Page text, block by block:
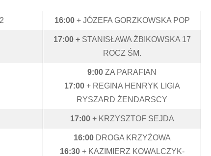
16:00 + JÓZEFA GORZKOWSKA POP
17:00 + STANISŁAWA ŻBIKOWSKA 17
ROCZ ŚM.
9:00 ZA PARAFIAN
17:00+ REGINA HENRYK LIGIA
RYSZARD ŻENDARSCY
17:00 + KRZYSZTOF SEJDA
16:00 DROGA KRZYŻOWA
16:30 + KAZIMIERZ KOWALCZYK-